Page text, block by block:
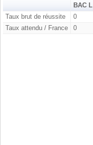
BAC L
Taux brut de réussite
0
Taux attendu / France
0